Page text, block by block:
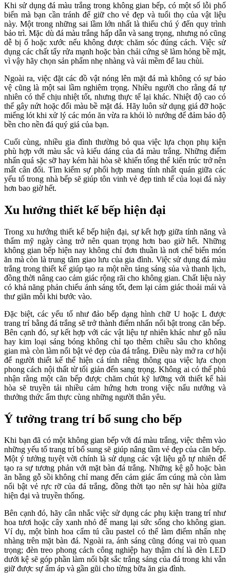
Khi sử dụng đá màu trắng trong không gian bếp, có một số lỗi phổ
biến mà bạn cần tránh để giữ cho vẻ đẹp và tuổi thọ của vật liệu
này. Một trong những sai lầm lớn nhất là thiếu chú ý đến quy trình
bảo trì. Mặc dù đá màu trắng hấp dẫn và sang trọng, nhưng nó cũng
dễ bị ố hoặc xước nếu không được chăm sóc đúng cách. Việc sử
dụng các chất tẩy rửa mạnh hoặc bàn chải cứng sẽ làm hỏng bề mặt,
vì vậy hãy chọn sản phẩm nhẹ nhàng và vải mềm để lau chùi.
Ngoài ra, việc đặt các đồ vật nóng lên mặt đá mà không có sự bảo
vệ cũng là một sai lầm nghiêm trọng. Nhiều người cho rằng đá tự
nhiên có thể chịu nhiệt tốt, nhưng thực tế lại khác. Nhiệt độ cao có
thể gây nứt hoặc đổi màu bề mặt đá. Hãy luôn sử dụng giá đỡ hoặc
miếng lót khi xử lý các món ăn vừa ra khỏi lò nướng để đảm bảo độ
bền cho nền đá quý giá của bạn.
Cuối cùng, nhiều gia đình thường bỏ qua việc lựa chọn phụ kiện
phù hợp với màu sắc và kiểu dáng của đá màu trắng. Những điểm
nhấn quá sặc sỡ hay kém hài hòa sẽ khiến tổng thể kiến trúc trở nên
mất cân đối. Tìm kiếm sự phối hợp mang tính nhất quán giữa các
yếu tố trong nhà bếp sẽ giúp tôn vinh vẻ đẹp tinh tế của loại đá này
hơn bao giờ hết.
Xu hướng thiết kế bếp hiện đại
Trong xu hướng thiết kế bếp hiện đại, sự kết hợp giữa tính năng và
thẩm mỹ ngày càng trở nên quan trọng hơn bao giờ hết. Những
không gian bếp hiện nay không chỉ đơn thuần là nơi chế biến món
ăn mà còn là trung tâm giao lưu của gia đình. Việc sử dụng đá màu
trắng trong thiết kế giúp tạo ra một nền tảng sáng sủa và thanh lịch,
đồng thời nâng cao cảm giác rộng rãi cho không gian. Chất liệu này
có khả năng phản chiếu ánh sáng tốt, đem lại cảm giác thoải mái và
thư giãn mỗi khi bước vào.
Đặc biệt, các yếu tố như đảo bếp dạng hình chữ U hoặc L được
trang trí bằng đá trắng sẽ trở thành điểm nhấn nổi bật trong căn bếp.
Bên cạnh đó, sự kết hợp với các vật liệu tự nhiên khác như gỗ nâu
hay kim loại sáng bóng không chỉ tạo thêm chiều sâu cho không
gian mà còn làm nổi bật vẻ đẹp của đá trắng. Điều này mở ra cơ hội
để người thiết kế thể hiện cá tính riêng thông qua việc lựa chọn
phong cách nội thất từ tối giản đến sang trọng. Không ai có thể phủ
nhận rằng một căn bếp được chăm chút kỹ lưỡng với thiết kế hài
hòa sẽ truyền tải nhiều cảm hứng hơn trong việc nấu nướng và
thưởng thức ẩm thực cùng những người thân yêu.
Ý tưởng trang trí bổ sung cho bếp
Khi bạn đã có một không gian bếp với đá màu trắng, việc thêm vào
những yếu tố trang trí bổ sung sẽ giúp nâng tầm vẻ đẹp của căn bếp.
Một ý tưởng tuyệt vời chính là sử dụng các vật liệu gỗ tự nhiên để
tạo ra sự tương phản với mặt bàn đá trắng. Những kệ gỗ hoặc bàn
ăn bằng gỗ sồi không chỉ mang đến cảm giác ấm cúng mà còn làm
nổi bật vẻ rực rỡ của đá trắng, đồng thời tạo nên sự hài hòa giữa
hiện đại và truyền thống.
Bên cạnh đó, hãy cân nhắc việc sử dụng các phụ kiện trang trí như
hoa tươi hoặc cây xanh nhỏ để mang lại sức sống cho không gian.
Ví dụ, một bình hoa cẩm tú cầu pastel có thể làm điểm nhấn nhẹ
nhàng trên mặt bàn đá. Ngoài ra, ánh sáng cũng đóng vai trò quan
trọng; đèn treo phong cách công nghiệp hay thậm chí là đèn LED
dưới kệ sẽ góp phần làm nổi bật sắc trắng sáng của đá trong khi vẫn
giữ được sự ấm áp và gần gũi cho từng bữa ăn gia đình.